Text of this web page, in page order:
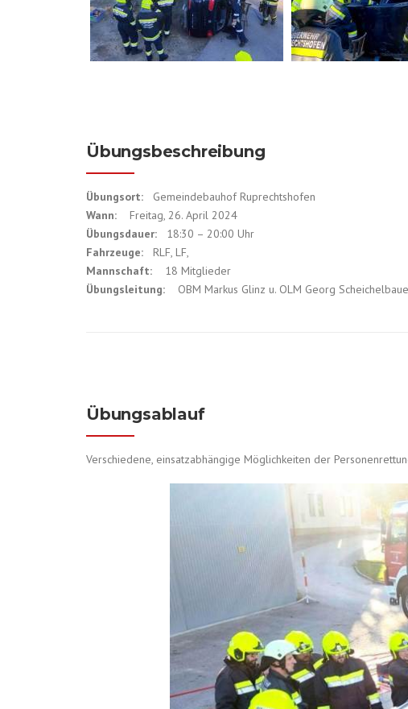
Übungsbeschreibung
Übungsort: Gemeindebauhof Ruprechtshofen
Wann: Freitag, 26. April 2024
Übungsdauer: 18:30 – 20:00 Uhr
Fahrzeuge: RLF, LF,
Mannschaft: 18 Mitglieder
Übungsleitung: OBM Markus Glinz u. OLM Georg
Übungsablauf
Verschiedene, einsatzabhängige Möglichkeiten der